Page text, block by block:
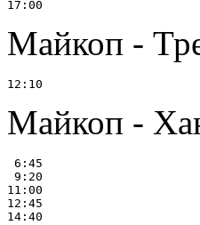
Майкоп -
Майкоп -
6:45
9:20
11:00
12:45
14:40